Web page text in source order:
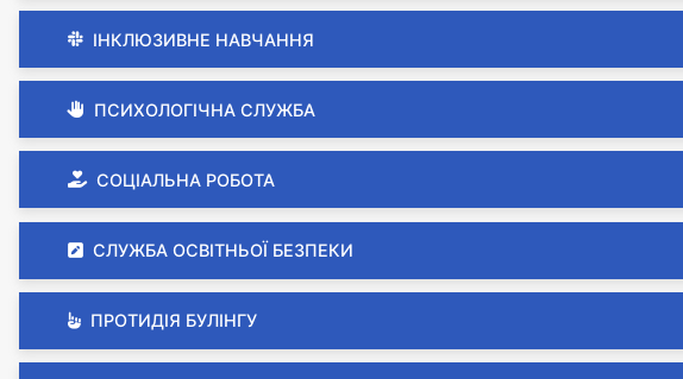
ІНКЛЮЗИВНЕ НАВЧАННЯ
ПСИХОЛОГІЧНА СЛУЖБА
СОЦІАЛЬНА РОБОТА
СЛУЖБА ОСВІТНЬОЇ БЕЗПЕКИ
ПРОТИДІЯ БУЛІНГУ